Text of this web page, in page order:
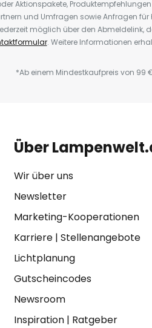
Aktionspakete,
und Umfragen sowie Anfragen
möglich über den Abmeldelink,
. Weitere Informationen
*Ab einem Mindestkaufpreis von 99
Über
Wir über uns
Newsletter
Marketing-Kooperationen
Karriere| Stellenangebote
Lichtplanung
Gutscheincodes
Newsroom
Inspiration| Ratgeber